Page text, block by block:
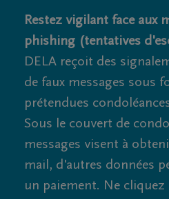
Restez vigilant face aux
phishing (tentatives
DELA reçoit des
de faux messages sous
prétendues
Sous le couvert de
messages visent à
mail, d'autres données
un paiement. Ne cliquez